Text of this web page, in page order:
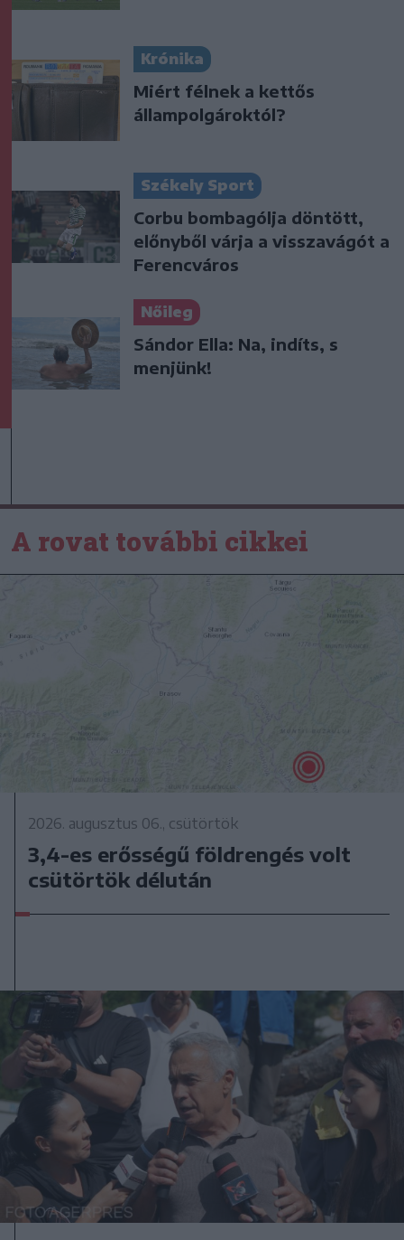
Krónika
Miért félnek a kettős
állampolgároktól?
Székely Sport
Corbu bombagólja döntött,
előnyből várja a visszavágót a
Ferencváros
Nőileg
Sándor Ella: Na, indíts, s
menjünk!
A rovat további cikkei
2026. augusztus 06., csütörtök
3,4-es erősségű földrengés volt
csütörtök délután